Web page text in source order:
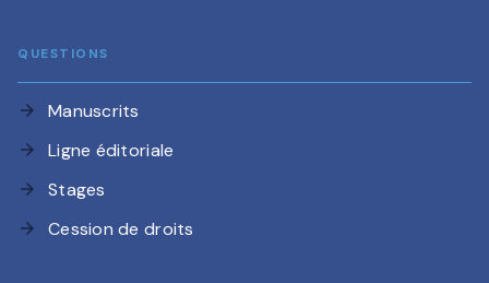
QUESTIONS
arrow_forward Manuscrits
arrow_forward Ligne éditoriale
arrow_forward Stages
arrow_forward Cession de droits